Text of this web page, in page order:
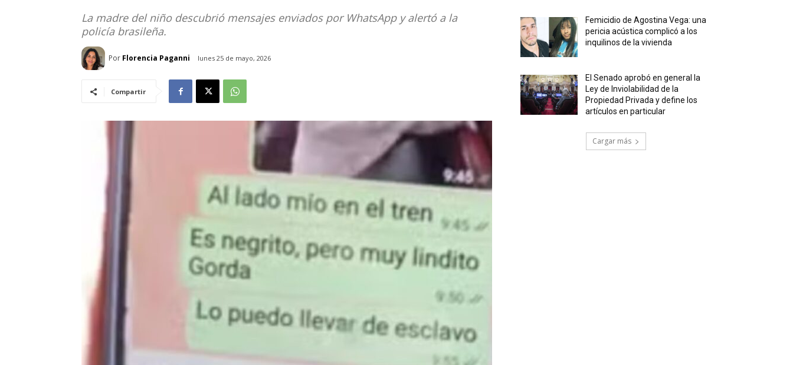
La madre del niño descubrió mensajes enviados por WhatsApp y alertó a la
policía brasileña.
Por Florencia Paganni lunes 25 de mayo, 2026
Compartir
Femicidio de Agostina Vega: una
pericia acústica complicó a los
inquilinos de la vivienda
El Senado aprobó en general la
Ley de Inviolabilidad de la
Propiedad Privada y define los
artículos en particular
Cargar más